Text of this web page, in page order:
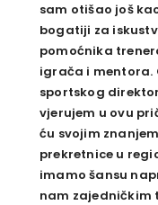
sam otišao još
bogatiji za
pomoćnika
igrača i mentora.
sportskog
vjerujem u ovu
ću svojim
prekretnice u
imamo šansu
nam zajedničkim